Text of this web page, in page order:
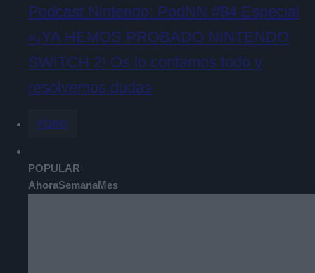
Podcast Nintendo: PodNN #84 Especial
«¡YA HEMOS PROBADO NINTENDO
SWITCH 2! Os lo contamos todo y
resolvemos dudas
FORO
POPULAR
AhoraSemanaMes